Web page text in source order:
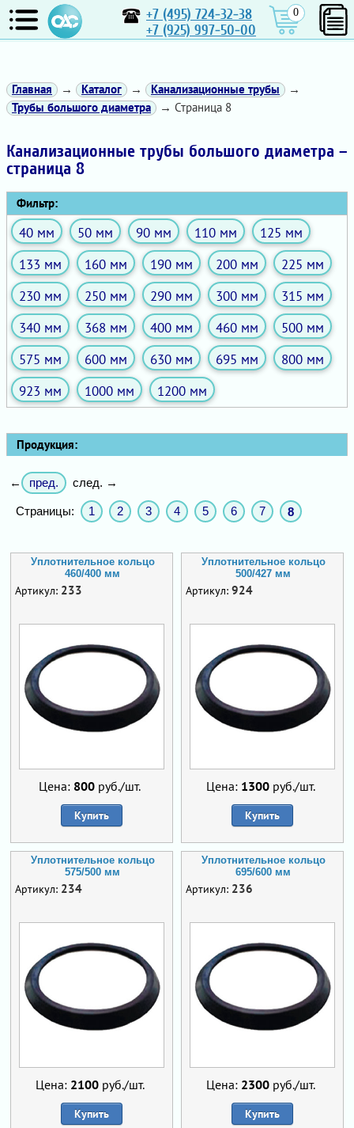
+7 (495) 724-32-38
+7 (925) 997-50-00
0
Главная → Каталог → Канализационные трубы
→
Трубы большого диаметра
→ Страница 8
Канализационные трубы большого диаметра –
страница 8
Фильтр:
40 мм 50 мм 90 мм 110 мм
125 мм
133 мм
160 мм 190 мм 200 мм
225 мм
230 мм
250 мм 290 мм 300 мм
315 мм
340 мм
368 мм 400 мм 460 мм
500 мм
575 мм
600 мм 630 мм 695 мм
800 мм
923 мм
1000 мм 1200 мм
Продукция:
← пред. след. →
Страницы: 1 2 3 4 5 6 7 8
Уплотнительное кольцо
460/400 мм
Артикул: 233
Цена: 800 руб./шт.
Купить
Уплотнительное кольцо
500/427 мм
Артикул: 924
Цена: 1300руб./шт.
Купить
Уплотнительное кольцо
575/500 мм
Артикул: 234
Цена: 2100руб./шт.
Купить
Уплотнительное кольцо
695/600 мм
Артикул: 236
Цена: 2300руб./шт.
Купить